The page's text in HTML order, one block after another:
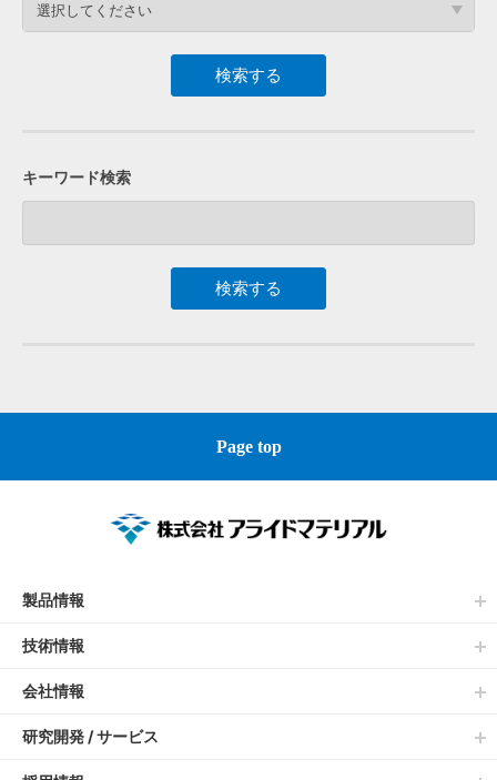
選択してください
キーワード検索
Page top
製品情報
技術情報
会社情報
研究開発 / サービス